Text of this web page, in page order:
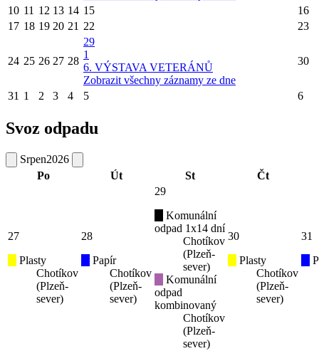
10 11 12 13 14 15
16
17 18 19 20 21 22 23
24 25 26 27 28
29
1
6. VÝSTAVA VETERÁNŮ
Zobrazit všechny záznamy ze dne
30
31 1 2 3 4 5 6
Svoz odpadu
Srpen2026
Po
Út St Čt
27
Plasty
Chotíkov
(Plzeň-
sever)
28
Papír
Chotíkov
(Plzeň-
sever)
29
Komunální
odpad 1x14 dní
Chotíkov
(Plzeň-
sever)
Komunální
odpad
kombinovaný
Chotíkov
(Plzeň-
sever)
30
Plasty
Chotíkov
(Plzeň-
sever)
31